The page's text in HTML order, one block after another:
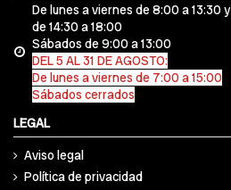
De lunes a viernes de 8:00 a 13:30 y
de 14:30 a 18:00
Sábados de 9:00 a 13:00
DEL 5 AL 31 DE AGOSTO:
De lunes a viernes de 7:00 a 15:00
Sábados cerrados
LEGAL
Aviso legal
Política de privacidad